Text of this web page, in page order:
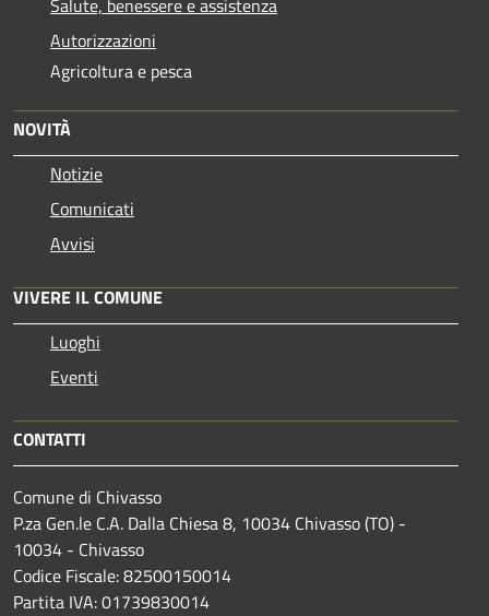
Salute, benessere e assistenza
Autorizzazioni
Agricoltura e pesca
NOVITÀ
Notizie
Comunicati
Avvisi
VIVERE IL COMUNE
Luoghi
Eventi
CONTATTI
Comune di Chivasso
P.za Gen.le C.A. Dalla Chiesa 8, 10034 Chivasso (TO) -
10034 - Chivasso
Codice Fiscale: 82500150014
Partita IVA: 01739830014